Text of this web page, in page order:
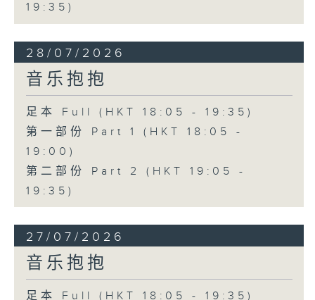
19:35)
28/07/2026
音乐抱抱
足本 Full (HKT 18:05 - 19:35)
第一部份 Part 1 (HKT 18:05 -
19:00)
第二部份 Part 2 (HKT 19:05 -
19:35)
27/07/2026
音乐抱抱
足本 Full (HKT 18:05 - 19:35)